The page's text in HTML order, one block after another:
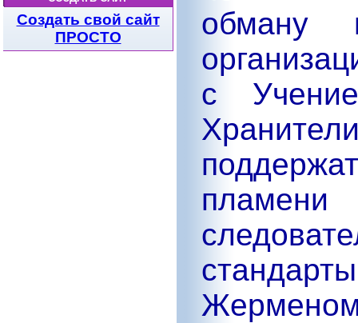
Создать свой сайт
ПРОСТО
обману
с